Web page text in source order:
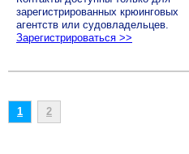
зарегистрированных крюинговых
агентств или судовладельцев.
Зарегистрироваться >>
1 2